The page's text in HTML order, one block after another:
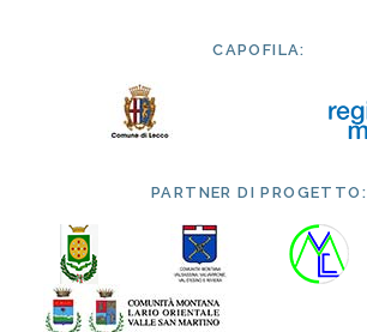
CAPOFILA:
PARTNER DI PROGETTO: